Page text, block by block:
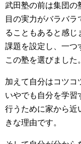
武田塾の前は集団の
目の実力がバラバ
ることもあると感じ
課題を設定し、一つ
この塾を選びました。
加えて自分はコツコ
いやでも自分を学習
行うために家から近
きな理由です。